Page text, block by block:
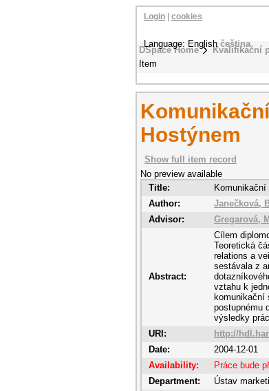
DSpace Home Kvalifikační
Item
Login cookies
Language: Englishčeština
Hostýnem
Show full item record
No preview available
Title:
Author:
Janečková,
Advisor:
Gregarová,
Abstract:
Cílem
Teoretická
relations a
sestávala z
vztahu k
komunikační
postupnému
výsledky
URI:
http://
Date:
2004-12-01
Availability:
Práce bude
Department:
Ústav